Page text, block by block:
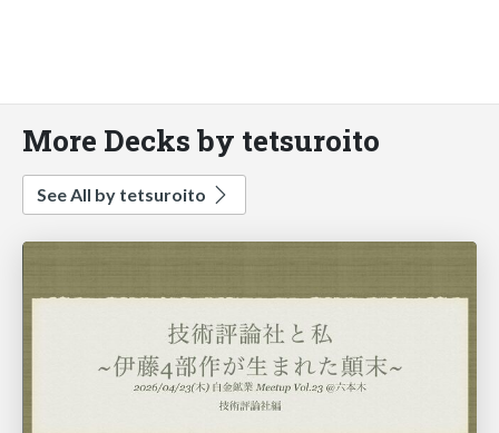
More Decks by tetsuroito
See All by tetsuroito